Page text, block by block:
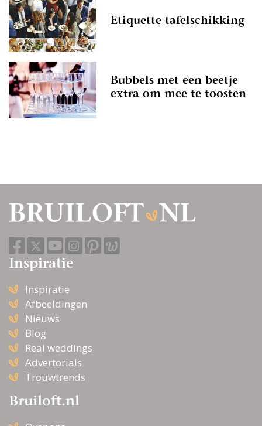
Etiquette tafelschikking
Bubbels met een beetje
extra om mee te toosten
Inspiratie
Inspiratie
Afbeeldingen
Nieuws
Blog
Real weddings
Advertorials
Trouwtrends
Bruiloft.nl